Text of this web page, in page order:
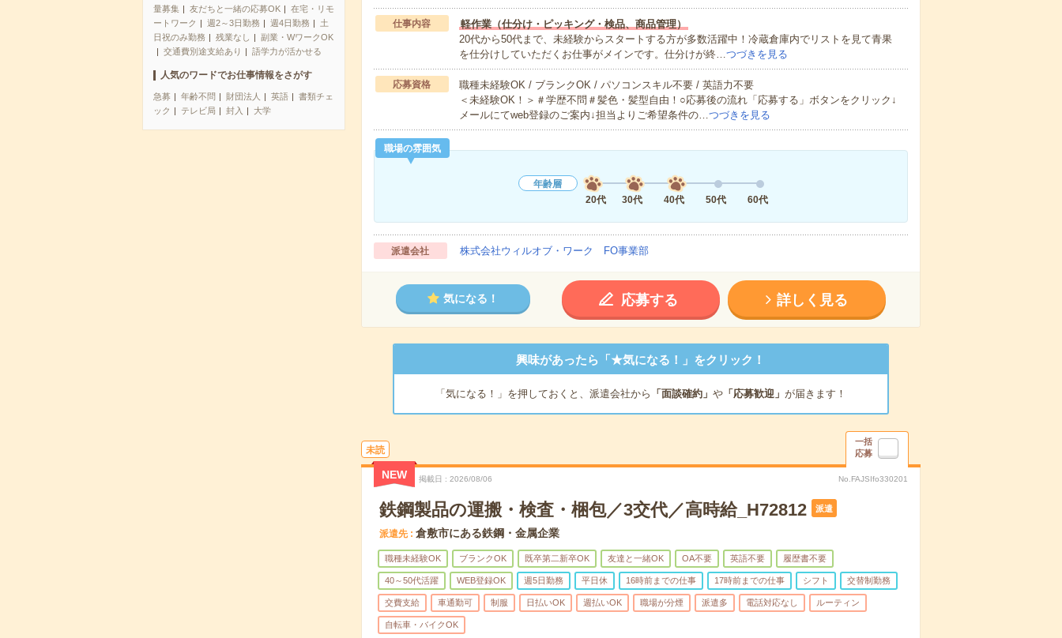
量募集
友だちと一緒の応募OK
在宅・リモ
ートワーク
週2～3日勤務 週4日勤務
土
日祝のみ勤務
残業なし
副業・WワークOK
交通費別途支給あり
語学力が活かせる
人気のワードでお仕事情報をさがす
急募 年齢不問 財団法人 英語
書類チェ
ック
テレビ局 封入 大学
仕事内容
軽作業（仕分け・ピッキング・検品、商品管理）
20代から50代まで、未経験からスタートする方が多数活躍中！冷蔵倉庫内でリストを見て青果
を仕分けしていただくお仕事がメインです。仕分けが終…つづきを見る
応募資格
職種未経験OK / ブランクOK / パソコンスキル不要 / 英語力不要
＜未経験OK！＞＃学歴不問＃髪色・髪型自由！○応募後の流れ「応募する」ボタンをクリック↓
メールにてweb登録のご案内↓担当よりご希望条件の…つづきを見る
職場の雰囲気
年齢層
20代
30代 40代 50代 60代
派遣会社 株式会社ウィルオブ・ワーク FO事業部
気になる！ 応募する 詳しく見る
興味があったら「★気になる！」をクリック！
「気になる！」を押しておくと、派遣会社から 「面談確約」 や「応募歓迎」 が届きます！
未読
一括
応募
NEW 掲載日 2026/08/06 No.FAJSIfo330201
鉄鋼製品の運搬・検査・梱包／3交代／高時給_H72812 派遣
派遣先 倉敷市にある鉄鋼・金属企業
職種未経験OK ブランクOK 既卒第二新卒OK 友達と一緒OK OA不要 英語不要 履歴書不要
40～50代活躍 WEB登録OK 週5日勤務 平日休 16時前までの仕事 17時前までの仕事 シフト 交替制勤務
交費支給 車通勤可 制服 日払いOK 週払いOK 職場が分煙 派遣多 電話対応なし ルーティン
自転車・バイクOK